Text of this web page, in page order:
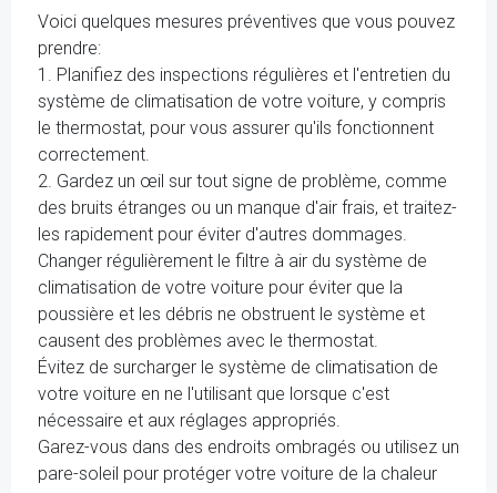
Voici quelques mesures préventives que vous pouvez
prendre:
1. Planifiez des inspections régulières et l'entretien du
système de climatisation de votre voiture, y compris
le thermostat, pour vous assurer qu'ils fonctionnent
correctement.
2. Gardez un œil sur tout signe de problème, comme
des bruits étranges ou un manque d'air frais, et traitez-
les rapidement pour éviter d'autres dommages.
Changer régulièrement le filtre à air du système de
climatisation de votre voiture pour éviter que la
poussière et les débris ne obstruent le système et
causent des problèmes avec le thermostat.
Évitez de surcharger le système de climatisation de
votre voiture en ne l'utilisant que lorsque c'est
nécessaire et aux réglages appropriés.
Garez-vous dans des endroits ombragés ou utilisez un
pare-soleil pour protéger votre voiture de la chaleur